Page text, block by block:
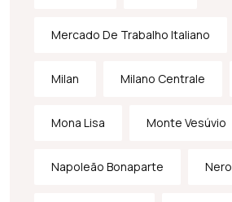
Mercado De Trabalho Italiano
Milan Milano Centrale
Mona Lisa Monte Vesúvio
Napoleão Bonaparte Nero